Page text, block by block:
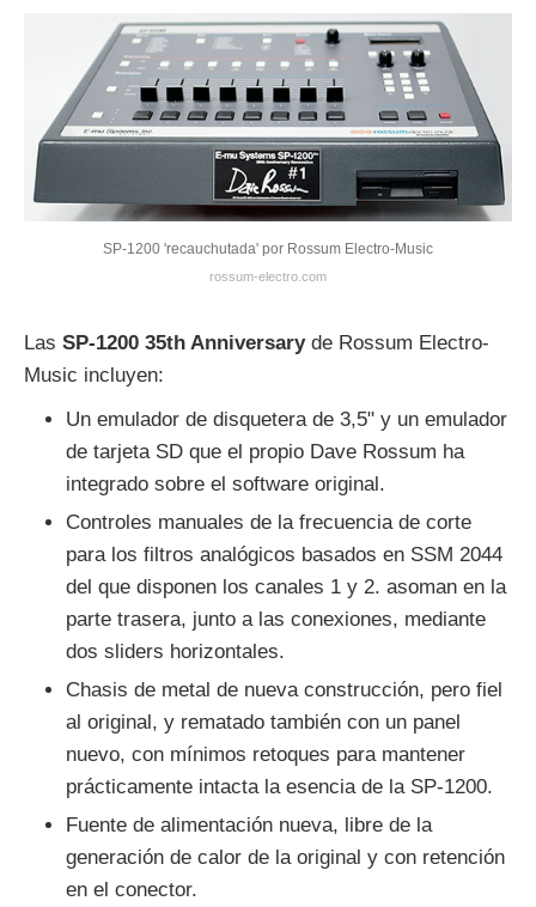
SP-1200 'recauchutada' por Rossum Electro-Music
rossum-electro.com
Las SP-1200 35th Anniversaryde Rossum Electro-
Music incluyen:
Un emulador de disquetera de 3,5" y un emulador
de tarjeta SD que el propio Dave Rossum ha
integrado sobre el software original.
Controles manuales de la frecuencia de corte
para los filtros analógicos basados en SSM 2044
del que disponen los canales 1 y 2. asoman en la
parte trasera, junto a las conexiones, mediante
dos sliders horizontales.
Chasis de metal de nueva construcción, pero fiel
al original, y rematado también con un panel
nuevo, con mínimos retoques para mantener
prácticamente intacta la esencia de la SP-1200.
Fuente de alimentación nueva, libre de la
generación de calor de la original y con retención
en el conector.